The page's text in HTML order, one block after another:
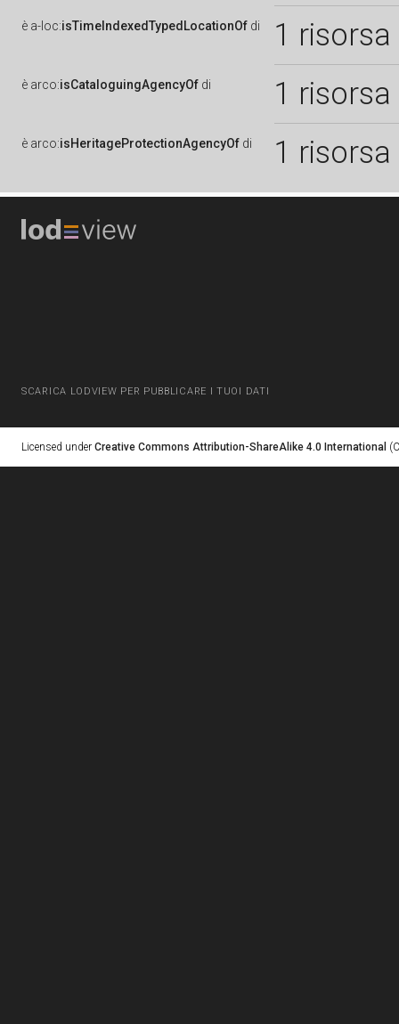
è a-loc:isTimeIndexedTypedLocationOf di 1 risorsa
è arco:isCataloguingAgencyOf di 1 risorsa
è arco:isHeritageProtectionAgencyOf di 1 risorsa
SCARICA LODVIEW PER PUBBLICARE I TUOI DATI
Licensed under Creative Commons Attribution-ShareAlike 4.0 International